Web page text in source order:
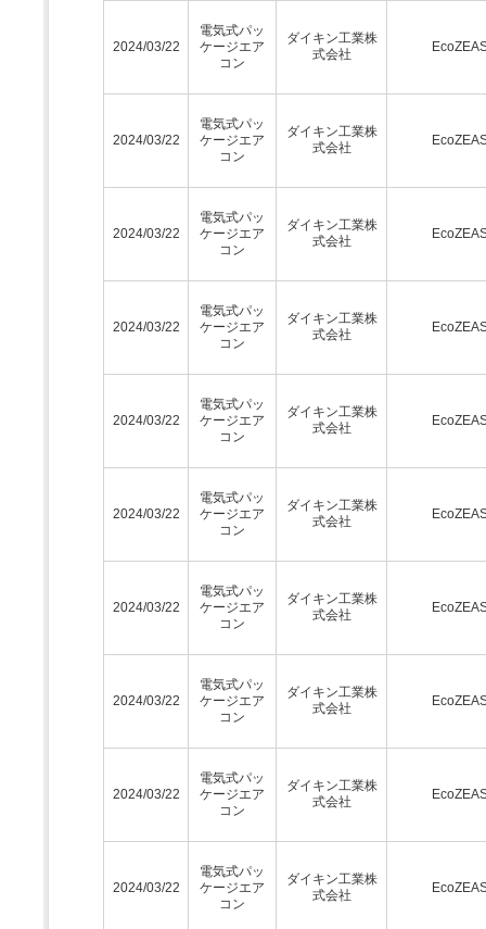
2024/03/22
電気式パッ
ケージエア
コン
ダイキン工業株
式会社
2024/03/22
電気式パッ
ケージエア
コン
ダイキン工業株
式会社
2024/03/22
電気式パッ
ケージエア
コン
ダイキン工業株
式会社
2024/03/22
電気式パッ
ケージエア
コン
ダイキン工業株
式会社
2024/03/22
電気式パッ
ケージエア
コン
ダイキン工業株
式会社
2024/03/22
電気式パッ
ケージエア
コン
ダイキン工業株
式会社
2024/03/22
電気式パッ
ケージエア
コン
ダイキン工業株
式会社
2024/03/22
電気式パッ
ケージエア
コン
ダイキン工業株
式会社
2024/03/22
電気式パッ
ケージエア
コン
ダイキン工業株
式会社
2024/03/22
電気式パッ
ケージエア
コン
ダイキン工業株
式会社